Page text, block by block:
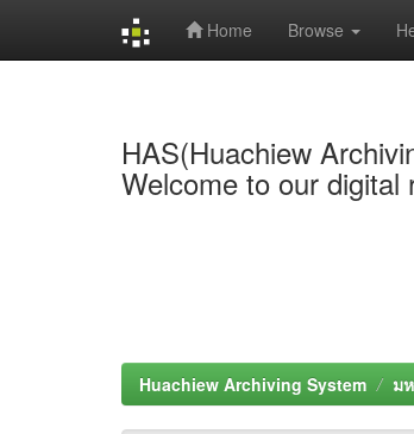
Home Browse
HAS(Huachiew
Welcome to our
Huachiew Archiving System ม